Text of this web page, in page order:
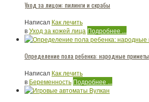
Уход за лицом: пилинги и скрабы
Написал Как лечить
вУход за кожей лица Подробнее ...
Определение пола ребенка: народные приметы
Написал Как лечить
в Беременность Подробнее ...